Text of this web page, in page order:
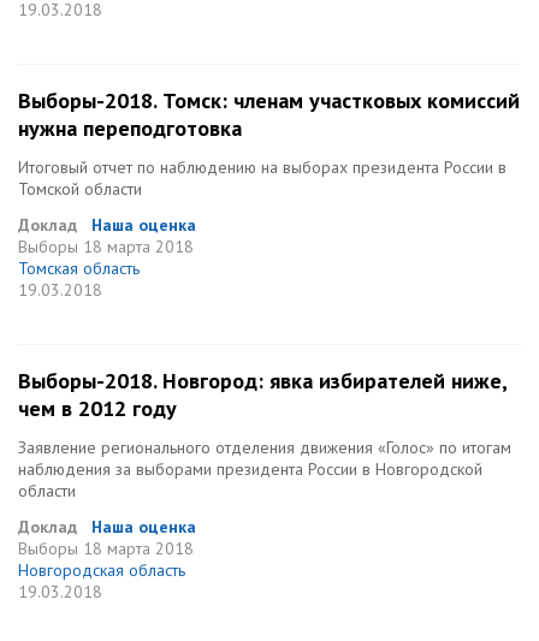
19.03.2018
Выборы-2018. Томск: членам участковых комиссий
нужна переподготовка
Итоговый отчет по наблюдению на выборах президента России в
Томской области
Доклад
Наша оценка
Выборы 18 марта 2018
Томская область
19.03.2018
Выборы-2018. Новгород: явка избирателей ниже,
чем в 2012 году
Заявление регионального отделения движения «Голос» по итогам
наблюдения за выборами президента России в Новгородской
области
Доклад
Наша оценка
Выборы 18 марта 2018
Новгородская область
19.03.2018